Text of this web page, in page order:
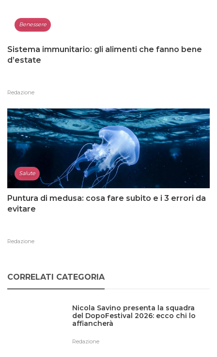
Benessere
Sistema immunitario: gli alimenti che fanno bene
d’estate
Redazione
Salute
Puntura di medusa: cosa fare subito e i 3 errori da
evitare
Redazione
CORRELATI CATEGORIA
Nicola Savino presenta la squadra
del DopoFestival 2026: ecco chi lo
affiancherà
Redazione